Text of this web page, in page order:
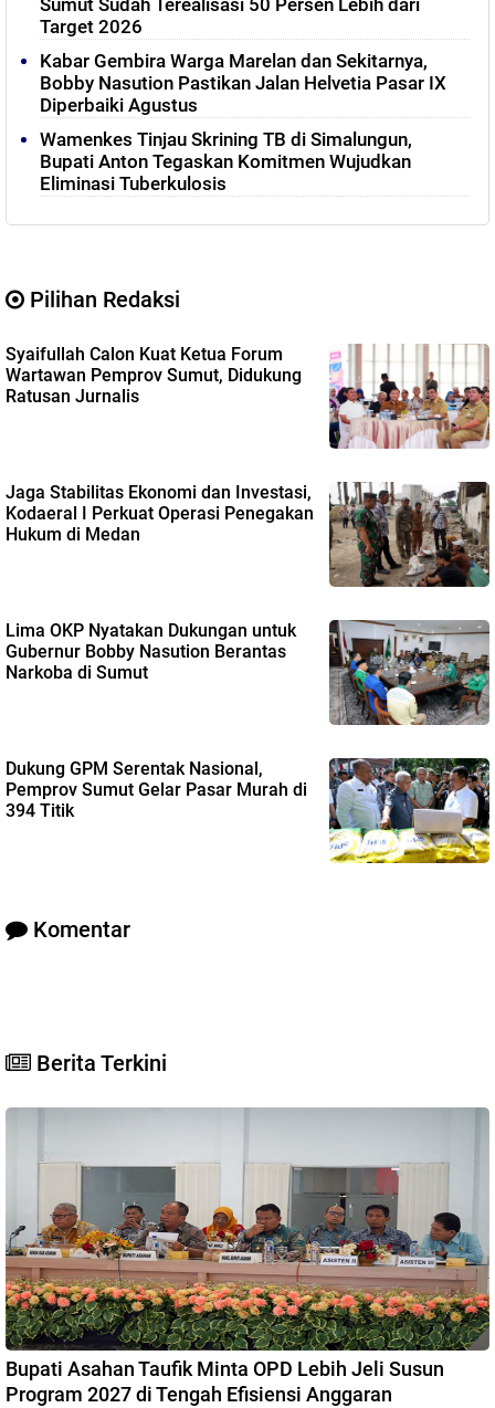
Sumut Sudah Terealisasi 50 Persen Lebih dari
Target 2026
Kabar Gembira Warga Marelan dan Sekitarnya,
Bobby Nasution Pastikan Jalan Helvetia Pasar IX
Diperbaiki Agustus
Wamenkes Tinjau Skrining TB di Simalungun,
Bupati Anton Tegaskan Komitmen Wujudkan
Eliminasi Tuberkulosis
Pilihan Redaksi
Syaifullah Calon Kuat Ketua Forum
Wartawan Pemprov Sumut, Didukung
Ratusan Jurnalis
Jaga Stabilitas Ekonomi dan Investasi,
Kodaeral I Perkuat Operasi Penegakan
Hukum di Medan
Lima OKP Nyatakan Dukungan untuk
Gubernur Bobby Nasution Berantas
Narkoba di Sumut
Dukung GPM Serentak Nasional,
Pemprov Sumut Gelar Pasar Murah di
394 Titik
Komentar
Berita Terkini
Bupati Asahan Taufik Minta OPD Lebih Jeli Susun
Program 2027 di Tengah Efisiensi Anggaran